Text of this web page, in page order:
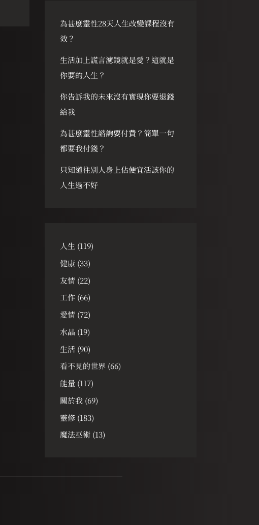
字
:
為甚麼靈性28天人生改變課程沒有
效？
生活加上謊言濾鏡就是愛？這就是
你要的人生？
你告訴我的未來沒有實現你要退錢
給我
為甚麼靈性諮詢要付費？簡單一句
都要我付錢？
只知道往別人身上佔便宜活該你的
人生過不好
人生 (119)
健康(33)
友情(22)
工作(66)
愛情(72)
水晶 (19)
生活(90)
看不見的世界(66)
能量 (117)
關於我(69)
靈修(183)
魔法巫術(13)